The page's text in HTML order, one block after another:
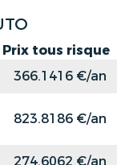
Prix tous risque
366.1416 €/an
823.8186 €/an
274.6062 €/an